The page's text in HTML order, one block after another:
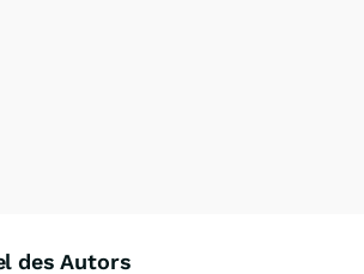
des Autors